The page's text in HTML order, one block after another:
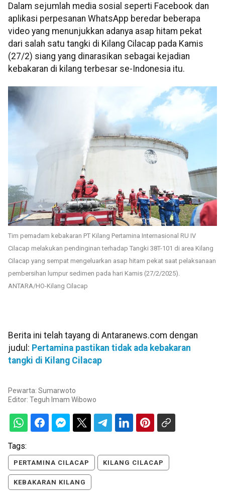
Dalam sejumlah media sosial seperti Facebook dan
aplikasi perpesanan WhatsApp beredar beberapa
video yang menunjukkan adanya asap hitam pekat
dari salah satu tangki di Kilang Cilacap pada Kamis
(27/2) siang yang dinarasikan sebagai kejadian
kebakaran di kilang terbesar se-Indonesia itu.
Tim pemadam kebakaran PT Kilang Pertamina Internasional RU IV
Cilacap melakukan pendinginan terhadap Tangki 38T-101 di area Kilang
Cilacap yang sempat mengeluarkan asap hitam pekat saat pelaksanaan
pembersihan lumpur sedimen pada hari Kamis (27/2/2025).
ANTARA/HO-Kilang Cilacap
Berita ini telah tayang di Antaranews.com dengan
judul: Pertamina pastikan tidak ada kebakaran
tangki di Kilang Cilacap
Pewarta: Sumarwoto
Editor: Teguh Imam Wibowo
Tags:
PERTAMINA CILACAP KILANG CILACAP
KEBAKARAN KILANG